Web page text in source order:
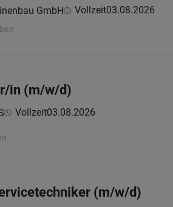
GmbH Vollzeit03.08.2026
in (m/w/d)
Vollzeit03.08.2026
(m/w/d)